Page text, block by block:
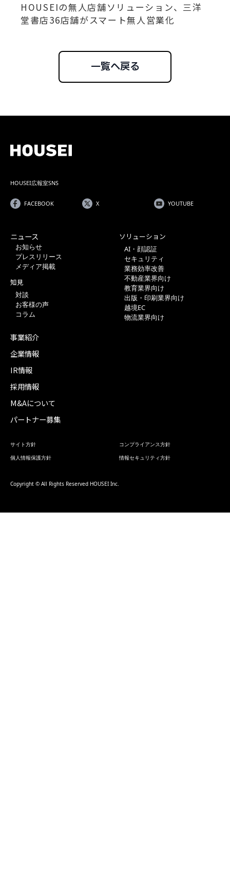
HOUSEIの無人店舗ソリューション、三洋
堂書店36店舗がスマート無人営業化
一覧へ戻る
HOUSEI広報室SNS
FACEBOOK X YOUTUBE
ニュース
お知らせ
プレスリリース
メディア掲載
知見
対談
お客様の声
コラム
ソリューション
AI・顔認証
セキュリティ
業務効率改善
不動産業界向け
教育業界向け
出版・印刷業界向け
越境EC
物流業界向け
事業紹介
企業情報
IR情報
採用情報
M&Aについて
パートナー募集
サイト方針
コンプライアンス方針
個人情報保護方針
情報セキュリティ方針
Copyright © All Rights Reserved HOUSEI Inc.